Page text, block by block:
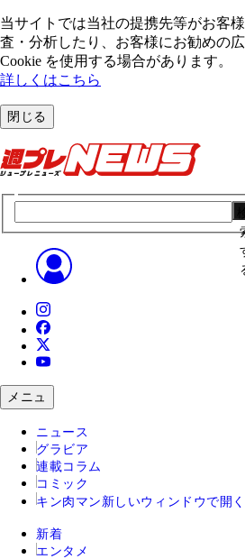
当サイトでは当社の提携先等がお客
査・分析したり、お客様にお勧めの
Cookie を使⽤する場合があります。
詳しくはこちら
閉じる
メニュ
ニュース
グラビア
連載コラム
コミック
キン肉マン 新しいウィンドウで開く
新着
エンタメ